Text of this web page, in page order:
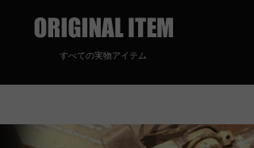
すべての実物アイテム